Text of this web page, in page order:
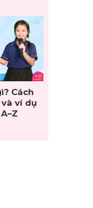
Cách
ví dụ